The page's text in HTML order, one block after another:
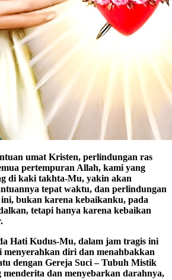
umat Kristen, perlindungan ras
pertempuran Allah, kami yang
di kaki takhta-Mu, yakin akan
tepat waktu, dan perlindungan
ini, bukan karena kebaikanku, pada
tetapi hanya karena kebaikan
Hati Kudus-Mu, dalam jam tragis ini
menyerahkan diri dan menahbakkan
dengan Gereja Suci – Tubuh Mistik
menderita dan menyebarkan darahnya,